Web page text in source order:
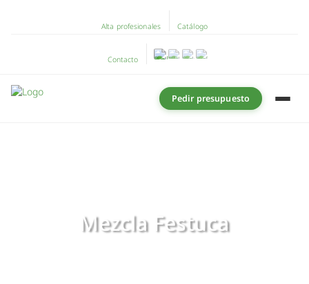
Alta profesionales Catálogo
Contacto
Pedir presupuesto
Mezcla Festuca